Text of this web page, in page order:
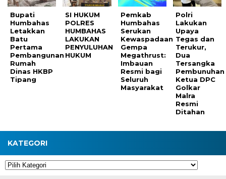
Bupati
Humbahas
Letakkan
Batu
Pertama
Pembangunan
Rumah
Dinas HKBP
Tipang
SI HUKUM
POLRES
HUMBAHAS
LAKUKAN
PENYULUHAN
HUKUM
Pemkab
Humbahas
Serukan
Kewaspadaan
Gempa
Megathrust:
Imbauan
Resmi bagi
Seluruh
Masyarakat
Polri
Lakukan
Upaya
Tegas dan
Terukur,
Dua
Tersangka
Pembunuhan
Ketua DPC
Golkar
Malra
Resmi
Ditahan
KATEGORI
Kategori